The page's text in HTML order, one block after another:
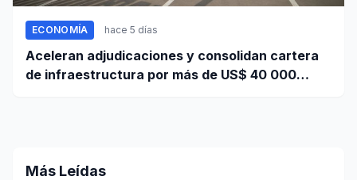
ECONOMÍA hace 5 días
Aceleran adjudicaciones y consolidan cartera
de infraestructura por más de US$ 40 000
Más Leídas